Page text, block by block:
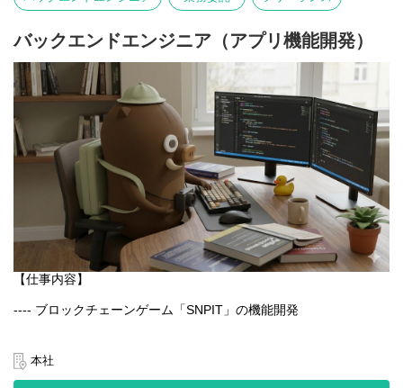
【業務内容】
- Webアプリケーションの設計・開発・運用
- GCPを用いたシステム構築・改善
- チーム内外との連携による新機能の企画・実装
- パフォーマンス・セキュリティ・可用性の最適化
バックエンドエンジニア（アプリ機能開発）
【仕事内容】
---- ブロックチェーンゲーム「SNPIT」の機能開発
通じ、プロダクトの改善と新機能の実装を一貫して担当いただく
ポジションです。
本社